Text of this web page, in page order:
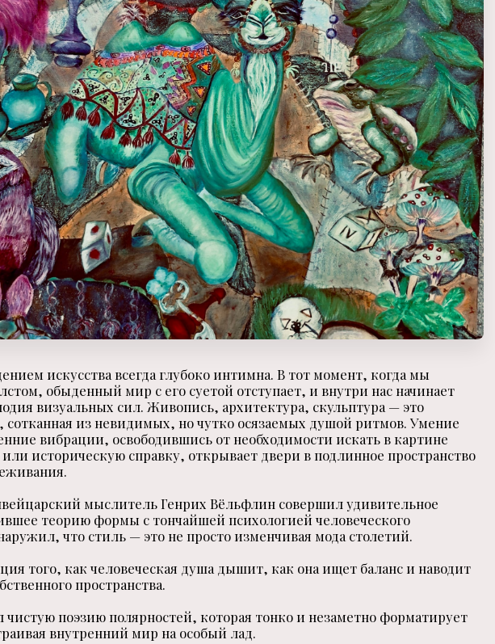
искусства всегда глубоко интимна. В тот момент, когда мы
обыденный мир с его суетой отступает, и внутри нас начинает
визуальных сил. Живопись, архитектура, скульптура — это
сотканная из невидимых, но чутко осязаемых душой ритмов. Умение
вибрации, освободившись от необходимости искать в картине
историческую справку, открывает двери в подлинное пространство
мыслитель Генрих Вёльфлин совершил удивительное
теорию формы с тончайшей психологией человеческого
что стиль — это не просто изменчивая мода столетий.
того, как человеческая душа дышит, как она ищет баланс и наводит
пространства.
поэзию полярностей, которая тонко и незаметно форматирует
внутренний мир на особый лад.